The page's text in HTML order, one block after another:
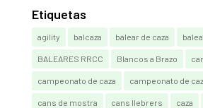
Etiquetas
agility balcaza balear de caza
BALEARES RRCC Blancos a Brazo
campeonato de caza campeonato de
cans de mostra cans llebrers caza